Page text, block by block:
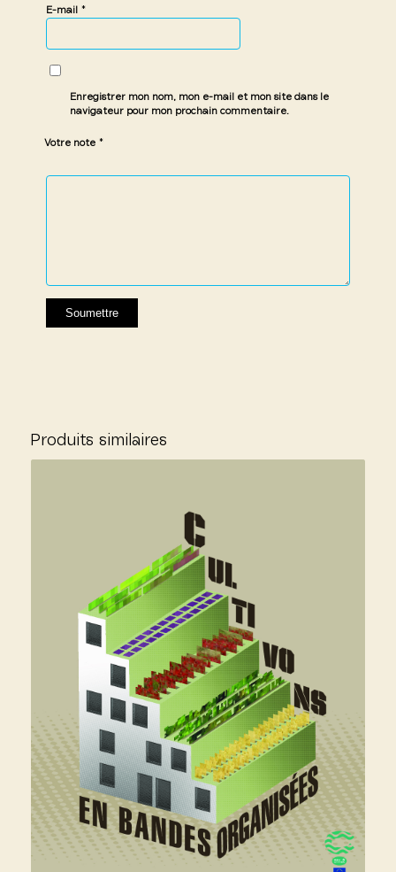
E-mail *
Enregistrer mon nom, mon e-mail et mon site dans le
navigateur pour mon prochain commentaire.
Votre note *
1 étoile
2 étoiles
3 étoiles
4 étoiles
5 étoiles
Produits similaires